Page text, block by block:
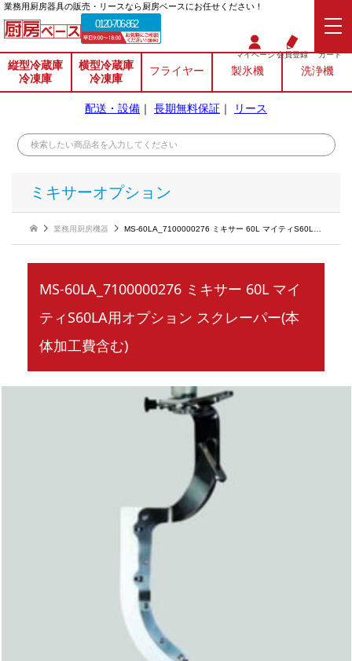
業務⽤厨房器具の販売・リースなら厨房ベースにお任せください！
0120-706-862
マイページ会員登録 カート
縦型冷蔵庫
冷凍庫
横型冷蔵庫
冷凍庫
フライヤー 製氷機 洗浄機
配送・設備 ｜ 長期無料保証 ｜ リース
ミキサーオプション
業務用厨房機器 MS-60LA_7100000276 ミキサー 60L マイティS60LA用オプション スクレーパー(本体加工費含む)
MS-60LA_7100000276 ミキサー 60L マイ
ティS60LA用オプション スクレーパー(本
体加工費含む)